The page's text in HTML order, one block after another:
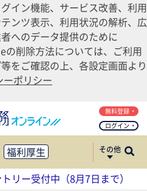
イン機能、サービス改善、利用
ンツ表示、利用状況の解析、広
へのデータ提供のために
削除方法については、ご利用
をご確認の上、各設定画面より
ーポリシー
ログイン
無料登録
福利厚生
その他
リー受付中（8月7日まで）